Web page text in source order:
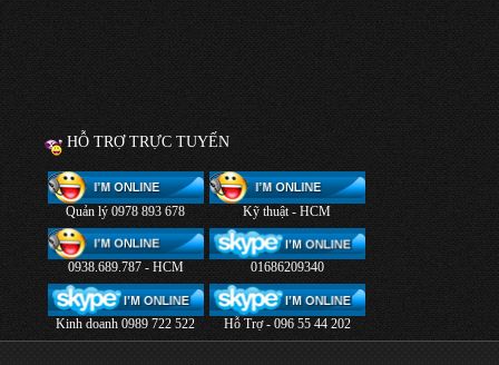
HỖ TRỢ TRỰC TUYẾN
Quản lý 0978 893 678 Kỹ thuật - HCM
0938.689.787 - HCM 01686209340
Kinh doanh 0989 722 522 Hỗ Trợ - 096 55 44 202